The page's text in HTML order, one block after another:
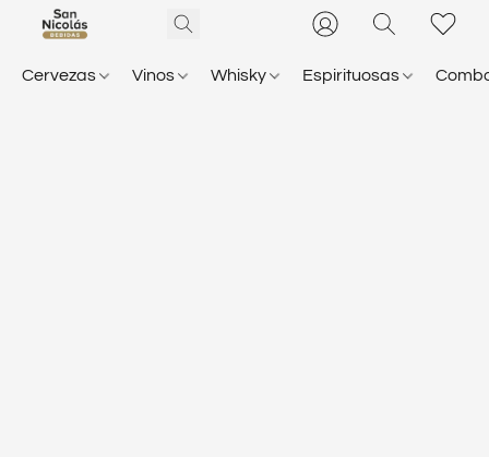
Cervezas Vinos Whisky Espirituosas